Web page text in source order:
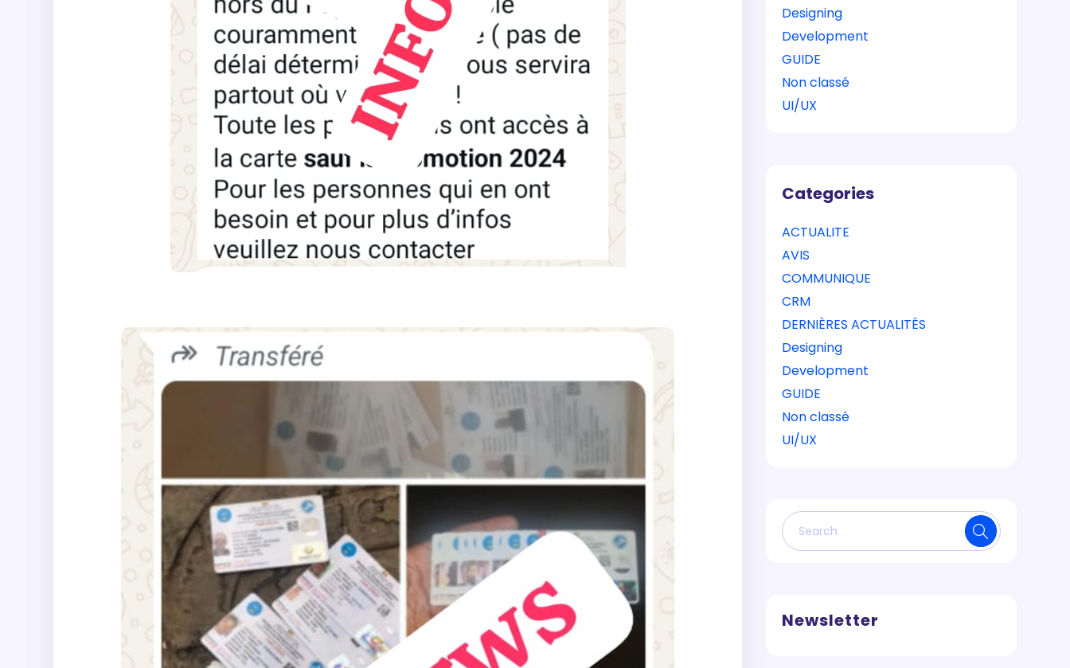
Designing
Development
GUIDE
Non classé
UI/UX
Categories
ACTUALITE
AVIS
COMMUNIQUE
CRM
DERNIÈRES ACTUALITÉS
Designing
Development
GUIDE
Non classé
UI/UX
Newsletter